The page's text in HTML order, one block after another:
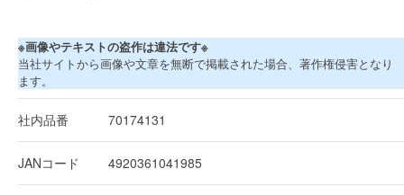
※画像やテキストの盗作は違法です※
当社サイトから画像や文章を無断で掲載された場合、著作権侵害となり
ます。
社内品番 70174131
JANコード 4920361041985